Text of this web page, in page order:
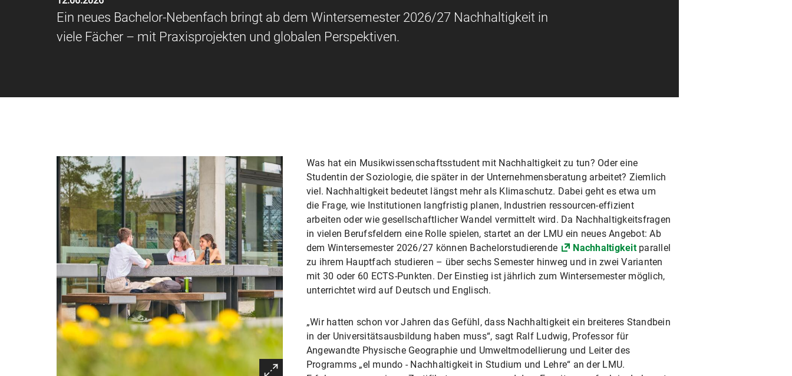
Ein neues Bachelor-Nebenfach bringt ab dem Wintersemester 2026/27 Nachhaltigkeit in
viele Fächer – mit Praxisprojekten und globalen Perspektiven.
Was hat ein Musikwissenschaftsstudent mit Nachhaltigkeit zu tun? Oder eine
Studentin der Soziologie, die später in der Unternehmensberatung arbeitet? Ziemlich
viel. Nachhaltigkeit bedeutet längst mehr als Klimaschutz. Dabei geht es etwa um
die Frage, wie Institutionen langfristig planen, Industrien ressourcen-effizient
arbeiten oder wie gesellschaftlicher Wandel vermittelt wird. Da Nachhaltigkeitsfragen
in vielen Berufsfeldern eine Rolle spielen, startet an der LMU ein neues Angebot: Ab
dem Wintersemester 2026/27 können Bachelorstudierende
Nachhaltigkeitparallel
zu ihrem Hauptfach studieren – über sechs Semester hinweg und in zwei Varianten
mit 30 oder 60 ECTS-Punkten. Der Einstieg ist jährlich zum Wintersemester möglich,
unterrichtet wird auf Deutsch und Englisch.
„Wir hatten schon vor Jahren das Gefühl, dass Nachhaltigkeit ein breiteres Standbein
in der Universitätsausbildung haben muss“, sagt Ralf Ludwig, Professor für
Angewandte Physische Geographie und Umweltmodellierung und Leiter des
Programms „el mundo - Nachhaltigkeit in Studium und Lehre“ an der LMU.